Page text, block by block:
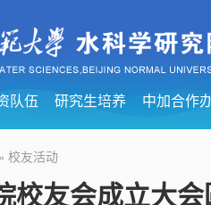
队伍 研究生培养 中加合作
» 校友活动
校友会成立大